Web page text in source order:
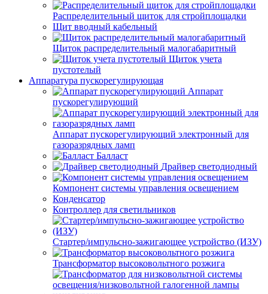
Распределительный щиток для стройплощадки
Щит вводный кабельный
Щиток распределительный малогабаритный
Щиток учета
пустотелый
Аппаратура пускорегулирующая
Аппарат
пускорегулирующий
Аппарат пускорегулирующий электронный для
газоразрядных ламп
Балласт
Драйвер светодиодный
Компонент системы управления освещением
Конденсатор
Контроллер для светильников
Стартер/импульсно-зажигающее устройство (ИЗУ)
Трансформатор высоковольтного розжига